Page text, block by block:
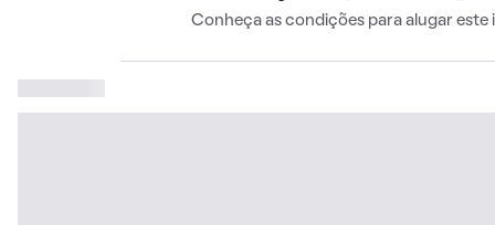
Conheça as condições para alugar este